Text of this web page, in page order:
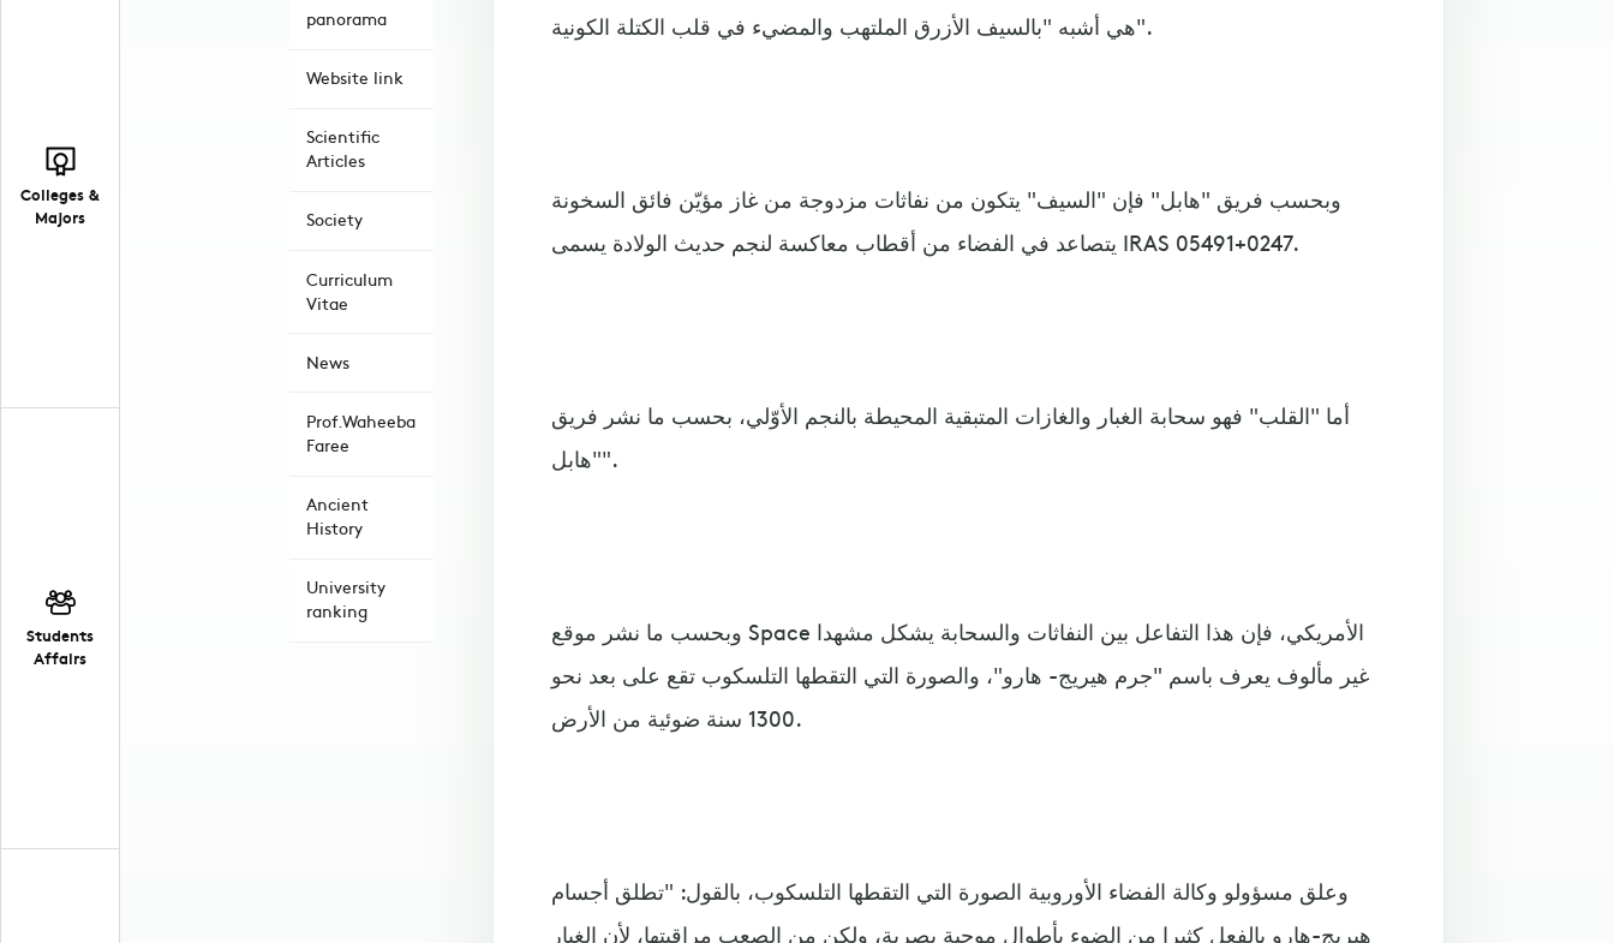
Colleges &
Majors
Students
Affairs
panorama
Website link
Scientific
Articles
Society
Curriculum
Vitae
News
Prof.Waheeba
Faree
Ancient
History
University
ranking
هي أشبه "بالسيف الأزرق الملتهب والمضيء في قلب الكتلة الكونية".
وبحسب فريق "هابل" فإن "السيف" يتكون من نفاثات مزدوجة من غاز مؤيّن فائق السخونة
يتصاعد في الفضاء من أقطاب معاكسة لنجم حديث الولادة يسمى IRAS 05491+0247.
أما "القلب" فهو سحابة الغبار والغازات المتبقية المحيطة بالنجم الأوّلي، بحسب ما نشر فريق
"هابل".
وبحسب ما نشر موقع Space الأمريكي، فإن هذا التفاعل بين النفاثات والسحابة يشكل مشهدا
غير مألوف يعرف باسم "جرم هيريج- هارو"، والصورة التي التقطها التلسكوب تقع على بعد نحو
1300 سنة ضوئية من الأرض.
وعلق مسؤولو وكالة الفضاء الأوروبية الصورة التي التقطها التلسكوب، بالقول: "تطلق أجسام
هيربج-هارو بالفعل كثيرا من الضوء بأطوال موجية بصرية، ولكن من الصعب مراقبتها، لأن الغبار